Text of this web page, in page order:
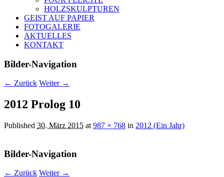
HOLZSKULPTUREN
GEIST AUF PAPIER
FOTOGALERIE
AKTUELLES
KONTAKT
Bilder-Navigation
← Zurück Weiter →
2012 Prolog 10
Published 30. März 2015 at 987 × 768 in 2012 (Ein Jahr)
Bilder-Navigation
← Zurück Weiter →